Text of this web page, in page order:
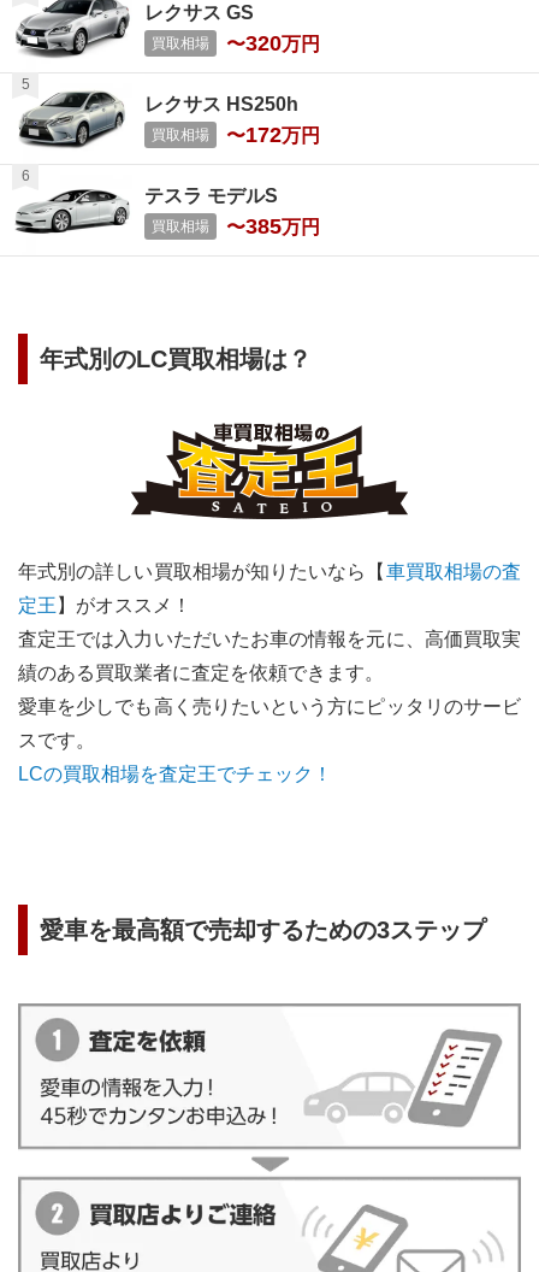
レクサス GS
買取相場 〜320万円
レクサス HS250h
買取相場 〜172万円
テスラ モデルS
買取相場 〜385万円
年式別のLC買取相場は？
年式別の詳しい買取相場が知りたいなら【 車買取相場の査
定王 】がオススメ！
査定王では入力いただいたお車の情報を元に、高価買取実
績のある買取業者に査定を依頼できます。
愛車を少しでも高く売りたいという方にピッタリのサービ
スです。
LCの買取相場を査定王でチェック！
愛車を最高額で売却するための3ステップ